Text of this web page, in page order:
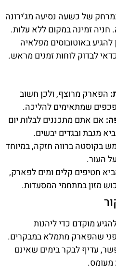
של כשעה נסיעה מג'ירונה
חניה זמינה במקום ללא עלות.
להגיע באוטובוסים מפלאיה
לבדוק לוחות זמנים מראש.
הפארק מרוצף, ולכן חשוב
שמתאימים להליכה.
אם אתם מתכננים לבלות יום
מגבת ובגדים יבשים.
בקוסטה ברווה חזקה, במיוחד
העור.
חטיפים קלים ומים לפארק,
מזון במתחמי המסעדות.
מוקדם כדי ליהנות
שהפארק מתמלא במבקרים.
עדיף לבקר בימים שאינם
מעומס.